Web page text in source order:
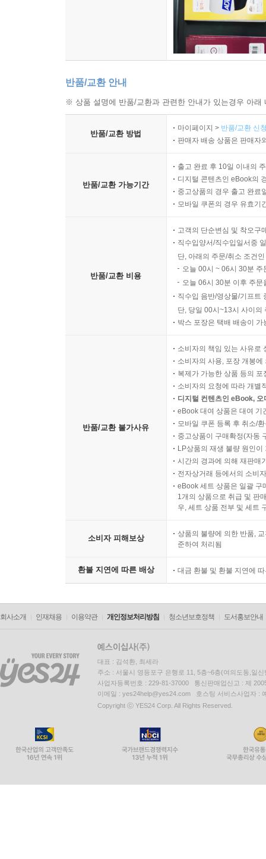
반품/교환 안내
※ 상품 설명에 반품/교환과 관련한 안내가 있는경우 아
반품/교환 방법
마이페이지 > 반품/교환 신
판매자 배송 상품은 판매자
반품/교환 가능기간
출고 완료 후 10일 이내의
디지털 콘텐츠인 eBook의
중고상품의 경우 출고 완료
모바일 쿠폰의 경우 유효기
반품/교환 비용
고객의 단순변심 및 착오구
직수입양서/직수입일서중
단, 아래의 주문/취소 조건
오늘 00시 ~ 06시 30분
오늘 06시 30분 이후 주
직수입 음반/영상물/기프트
단, 당일 00시~13시 사이의
박스 포장은 택배 배송이
반품/교환 불가사유
소비자의 책임 있는 사유로
소비자의 사용, 포장 개봉
복제가 가능한 상품 등의
소비자의 요청에 따라 개별
디지털 컨텐츠인 eBook,
eBook 대여 상품은 대여 기
모바일 쿠폰 등록 후 취소/
중고상품이 구매확정(자동
LP상품의 재생 불량 원인
시간의 경과에 의해 재판매
전자상거래 등에서의 소비
eBook 세트 상품은 일괄 구
1개의 상품으로 취급 및 판
우, 세트 상품 전부 및 세트
소비자 피해보상
상품의 불량에 의한 반품,
준하여 처리됨
환불 지연에 따른 배상 대금 환불 및 환불 지연에
회사소개 인재채용 이용약관 개인정보처리방침 청소년보호정책 도서홍보안내
대표 : 김석환, 최세라
주소 : 서울시 영등포구 은행로 11, 5층~6층(여의도동,일신
사업자등록번호 : 229-81-37000 통신판매업신고 : 제
이메일 : yes24help@yes24.com 호스팅 서비스사업자 :
Copyright ⓒ YES24 Corp. All Rights Reserved.